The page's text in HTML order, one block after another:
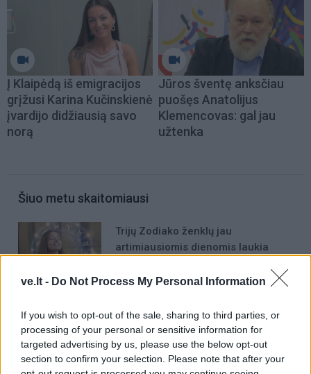
ve.lt - Do Not Process My Personal Information
If you wish to opt-out of the sale, sharing to third parties, or
processing of your personal or sensitive information for
targeted advertising by us, please use the below opt-out
section to confirm your selection. Please note that after your
Į Klaipėdą iš emigracijos
grįžusi Karina Kučinskienė
įvardijo didžiausią savo
norą
Jūros šventę anksčiau
puošęs Anatolijus
Klemencovas: gal jau
užtenka
Šiuo metu skaitomiausi
Trijų Zodiako ženklų jau
artimiausiomis dienomis laukia
Taro kortų horoskopas rugpjūčio 6
Jaučiams – greiti sprendimai
Šie Zodiako ženklai pagaliau
pasieks proveržį, kurio taip ilgai